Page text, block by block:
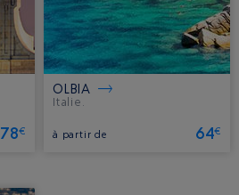
78€
OLBIA
Italie.
à partir de 64€